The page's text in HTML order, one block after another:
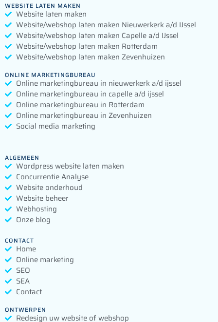
WEBSITE LATEN MAKEN
Website laten maken
Website/webshop laten maken Nieuwerkerk a/d IJssel
Website/webshop laten maken Capelle a/d IJssel
Website/webshop laten maken Rotterdam
Website/webshop laten maken Zevenhuizen
ONLINE MARKETINGBUREAU
Online marketingbureau in nieuwerkerk a/d ijssel
Online marketingbureau in capelle a/d ijssel
Online marketingbureau in Rotterdam
Online marketingbureau in Zevenhuizen
Social media marketing
ALGEMEEN
Wordpress website laten maken
Concurrentie Analyse
Website onderhoud
Website beheer
Webhosting
Onze blog
CONTACT
Home
Online marketing
SEO
SEA
Contact
ONTWERPEN
Redesign uw website of webshop